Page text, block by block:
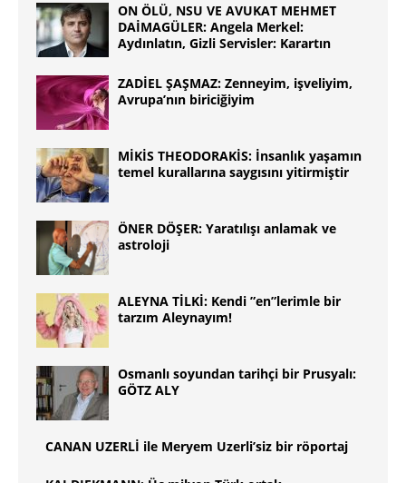
ON ÖLÜ, NSU VE AVUKAT MEHMET
DAİMAGÜLER: Angela Merkel:
Aydınlatın, Gizli Servisler: Karartın
ZADİEL ŞAŞMAZ: Zenneyim, işveliyim,
Avrupa’nın biriciğiyim
MİKİS THEODORAKİS: İnsanlık yaşamın
temel kurallarına saygısını yitirmiştir
ÖNER DÖŞER: Yaratılışı anlamak ve
astroloji
ALEYNA TİLKİ: Kendi ”en”lerimle bir
tarzım Aleynayım!
Osmanlı soyundan tarihçi bir Prusyalı:
GÖTZ ALY
CANAN UZERLİ ile Meryem Uzerli’siz bir röportaj